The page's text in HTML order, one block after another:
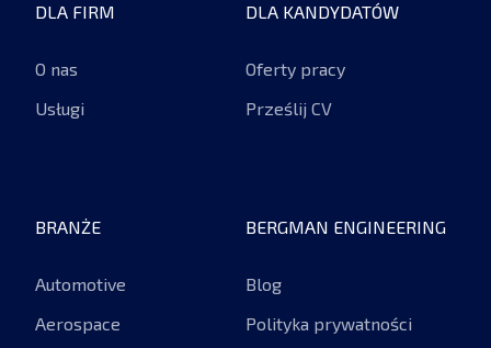
DLA FIRM
O nas
Usługi
DLA KANDYDATÓW
Oferty pracy
Prześlij CV
BRANŻE
Automotive
Aerospace
BERGMAN ENGINEERING
Blog
Polityka prywatności